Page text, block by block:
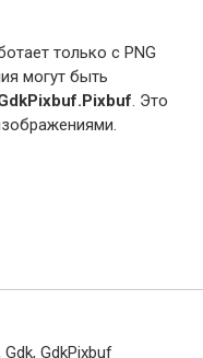
только с PNG
могут быть
. Это
Gdk, GdkPixbuf